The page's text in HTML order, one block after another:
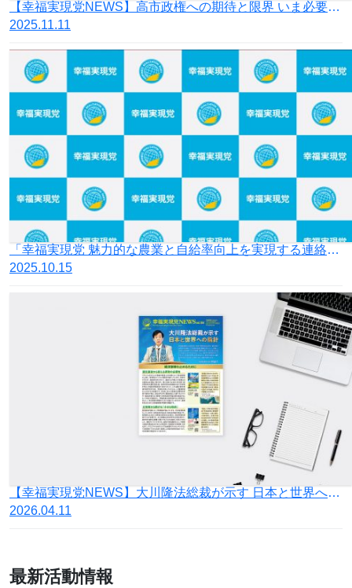
【幸福実現党NEWS】高市政権への期待と限界 いま必要なのは政府の「減量」
2025.11.11
「幸福実現党 魅⼒的な農業と⾃給率向上を実現する連絡会議」を設立
2025.10.15
【幸福実現党NEWS】大川隆法総裁が示す 日本と世界への指針
2026.04.11
最新活動情報